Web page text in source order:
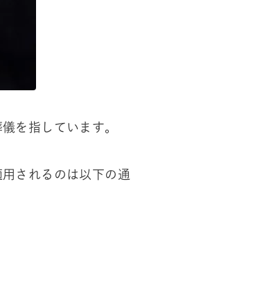
を指しています。
されるのは以下の通